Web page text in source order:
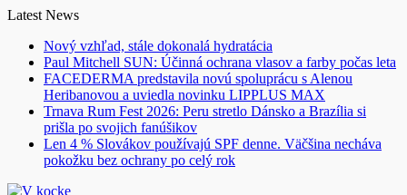
Skip
content
Latest News
Nový vzhľad, stále dokonalá hydratácia
Paul Mitchell SUN: Účinná ochrana vlasov a farby počas leta
FACEDERMA predstavila novú spoluprácu s Alenou
Heribanovou a uviedla novinku LIPPLUS MAX
Trnava Rum Fest 2026: Peru stretlo Dánsko a Brazília si
prišla po svojich fanúšikov
Len 4 % Slovákov používajú SPF denne. Väčšina necháva
pokožku bez ochrany po celý rok